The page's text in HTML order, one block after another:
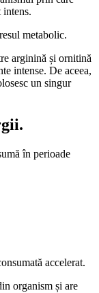
metabolic.
arginină și ornitină
intense. De aceea,
un singur
în perioade
accelerat.
organism și are